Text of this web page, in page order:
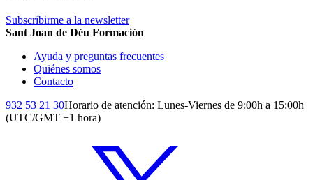
Subscribirme a la newsletter
Sant Joan de Déu Formación
Ayuda y preguntas frecuentes
Quiénes somos
Contacto
932 53 21 30Horario de atención: Lunes-Viernes de 9:00h a 15:00h
(UTC/GMT +1 hora)